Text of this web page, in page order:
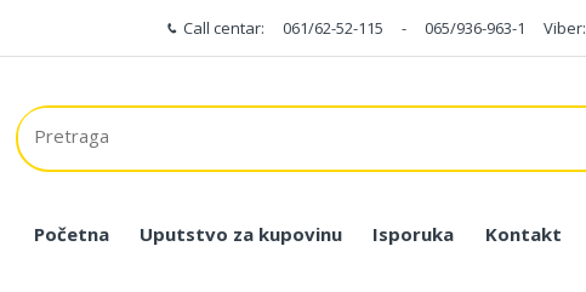
Call centar: 061/62-52-115 - 065/936-963-1 Viber:
Početna Uputstvo za kupovinu Isporuka Kontakt